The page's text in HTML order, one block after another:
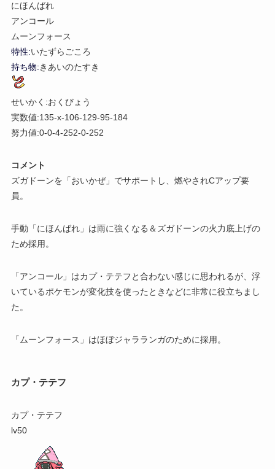
にほんばれ
アンコール
ムーンフォース
特性:いたずらごころ
持ち物:きあいのたすき
せいかく:おくびょう
実数値:135-x-106-129-95-184
努力値:0-0-4-252-0-252
コメント
ズガドーンを「おいかぜ」でサポートし、燃やされCアップ要
員。
手動「にほんばれ」は雨に強くなる＆ズガドーンの火力底上げの
ため採用。
「アンコール」はカプ・テテフと合わない感じに思われるが、浮
いているポケモンが変化技を使ったときなどに非常に役立ちまし
た。
「ムーンフォース」はほぼジャラランガのために採用。
カプ・テテフ
カプ・テテフ
lv50